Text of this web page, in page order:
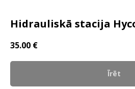
Hidrauliskā stacija
35.00 €
Īrēt